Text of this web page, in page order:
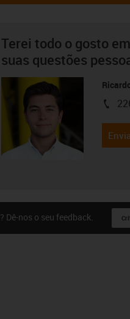
Terei todo o gosto
suas questões
igus-
Dê-nos o seu feedback.